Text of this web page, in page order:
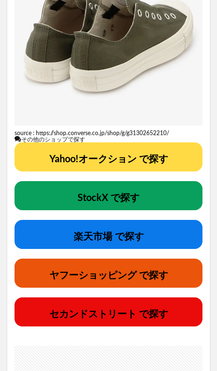
source : https://shop.converse.co.jp/shop/g/g31302652210/
その他のショップで探す
Yahoo!オークション で探す
StockX で探す
楽天市場 で探す
ヤフーショッピング で探す
セカンドストリート で探す